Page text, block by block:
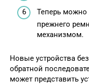
Теперь можно
прежнего
механизмом.
Новые устройства
обратной
может представить